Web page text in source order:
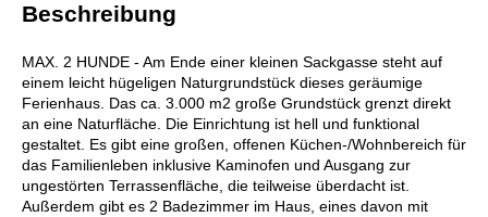
Beschreibung
MAX. 2 HUNDE - Am Ende einer kleinen Sackgasse steht auf
einem leicht hügeligen Naturgrundstück dieses geräumige
Ferienhaus. Das ca. 3.000 m2 große Grundstück grenzt direkt
an eine Naturfläche. Die Einrichtung ist hell und funktional
gestaltet. Es gibt eine großen, offenen Küchen-/Wohnbereich für
das Familienleben inklusive Kaminofen und Ausgang zur
ungestörten Terrassenfläche, die teilweise überdacht ist.
Außerdem gibt es 2 Badezimmer im Haus, eines davon mit